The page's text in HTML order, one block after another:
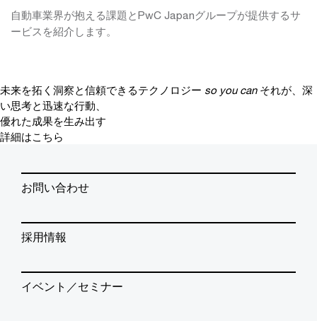
自動車業界が抱える課題とPwC Japanグループが提供するサ
ービスを紹介します。
未来を拓く洞察と信頼できるテクノロジー so you can それが、深
い思考と迅速な行動、
優れた成果を生み出す
詳細はこちら
お問い合わせ
採用情報
イベント／セミナー